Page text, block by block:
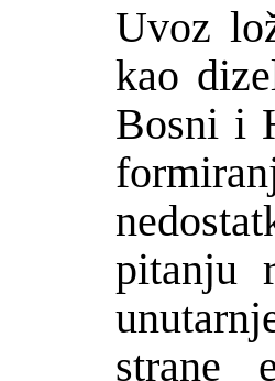
Uvoz lo
kao
Bosni i
pitanju
strane